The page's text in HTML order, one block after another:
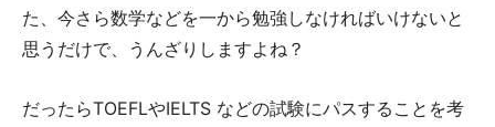
た、今さら数学などを一から勉強しなければいけないと
思うだけで、うんざりしますよね？
だったらTOEFLやIELTS などの試験にパスすることを考